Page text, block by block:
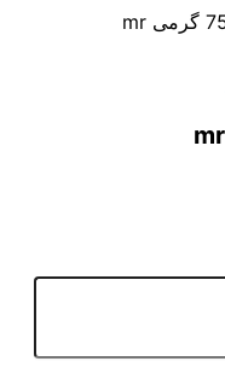
/ یخ خشک 750 گرمی mr